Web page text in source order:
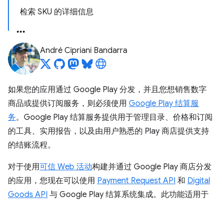
检索 SKU 的详细信息
André Cipriani Bandarra
如果您的应用通过 Google Play 分发，并且您想销售数字
商品或提供订阅服务，则必须使用 Google Play 结算服
务。Google Play 结算服务提供用于管理目录、价格和订阅
的工具、实用报告，以及由用户熟悉的 Play 商店提供支持
的结账流程。
对于使用可信 Web 活动构建并通过 Google Play 商店分发
的应用，您现在可以使用 Payment Request API 和 Digital
Goods API 与 Google Play 结算系统集成。此功能适用于